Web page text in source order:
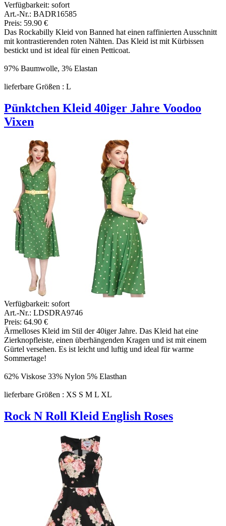
Verfügbarkeit: sofort
Art.-Nr.: BADR16585
Preis: 59.90 €
Das Rockabilly Kleid von Banned hat einen raffinierten Ausschnitt
mit kontrastierenden roten Nähten. Das Kleid ist mit Kürbissen
bestickt und ist ideal für einen Petticoat.
97% Baumwolle, 3% Elastan
lieferbare Größen : L
Pünktchen Kleid 40iger Jahre Voodoo
Vixen
Verfügbarkeit: sofort
Art.-Nr.: LDSDRA9746
Preis: 64.90 €
Ärmelloses Kleid im Stil der 40iger Jahre. Das Kleid hat eine
Zierknopfleiste, einen überhängenden Kragen und ist mit einem
Gürtel versehen. Es ist leicht und luftig und ideal für warme
Sommertage!
62% Viskose 33% Nylon 5% Elasthan
lieferbare Größen : XS S M L XL
Rock N Roll Kleid English Roses